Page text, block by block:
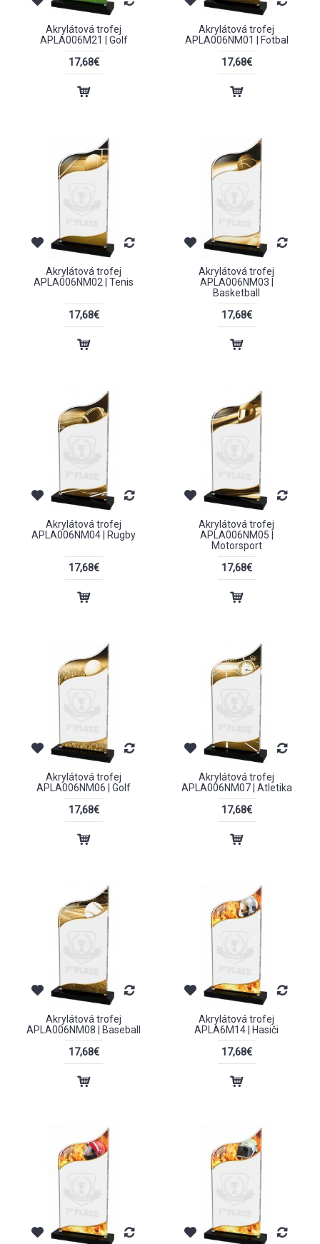
Akrylátová trofej
APLA006M21 | Golf
17,68€
Akrylátová trofej
APLA006NM01 | Fotbal
17,68€
Akrylátová trofej
APLA006NM02 | Tenis
17,68€
Akrylátová trofej
APLA006NM03 |
Basketball
17,68€
Akrylátová trofej
APLA006NM04 | Rugby
17,68€
Akrylátová trofej
APLA006NM05 |
Motorsport
17,68€
Akrylátová trofej
APLA006NM06 | Golf
17,68€
Akrylátová trofej
APLA006NM07 | Atletika
17,68€
Akrylátová trofej
APLA006NM08 | Baseball
17,68€
Akrylátová trofej
APLA6M14 | Hasiči
17,68€